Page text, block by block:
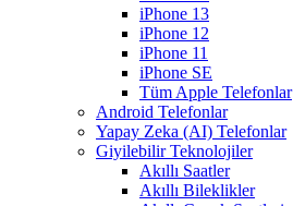
iPhone 13
iPhone 12
iPhone 11
iPhone SE
Tüm Apple Telefonlar
Android Telefonlar
Yapay Zeka (AI) Telefonlar
Giyilebilir Teknolojiler
Akıllı Saatler
Akıllı Bileklikler